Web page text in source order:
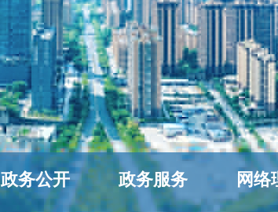
政务公开 政务服务 网络